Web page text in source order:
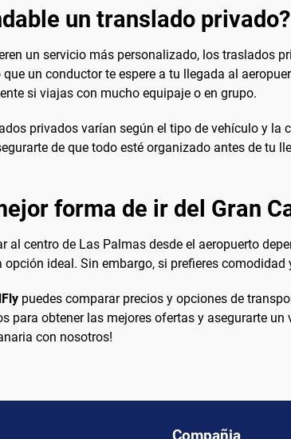
un translado privado?
un servicio más personalizado, los traslados
un conductor te espere a tu llegada al
si viajas con mucho equipaje o en grupo.
privados varían según el tipo de vehículo y la
de que todo esté organizado antes de tu
forma de ir del Gran
al centro de Las Palmas desde el aeropuerto
opción ideal. Sin embargo, si prefieres
puedes comparar precios y opciones de
para obtener las mejores ofertas y asegurarte
con nosotros!
Compañia